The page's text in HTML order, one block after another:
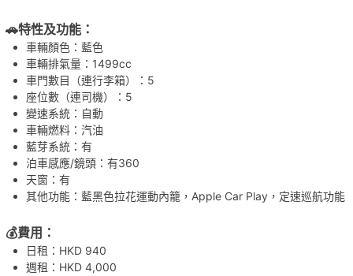
🚗特性及功能：
車輛顏色：藍色
車輛排氣量：1499cc
車門數目（連行李箱）：5
座位數（連司機）：5
變速系統：自動
車輛燃料：汽油
藍芽系統：有
泊車感應/鏡頭：有360
天窗：有
其他功能：藍黑色拉花運動內籠，Apple Car Play，定速巡航功能
💰費用 ：
日租：HKD 940
週租：HKD 4,000